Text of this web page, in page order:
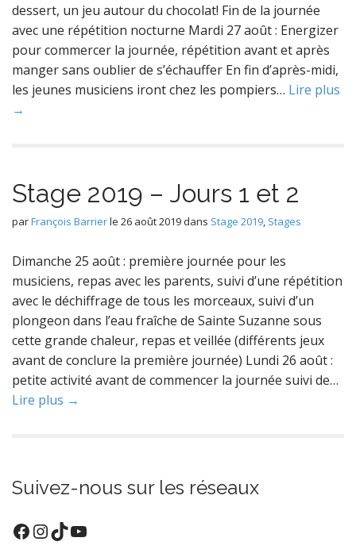
dessert, un jeu autour du chocolat! Fin de la journée
avec une répétition nocturne Mardi 27 août : Energizer
pour commercer la journée, répétition avant et après
manger sans oublier de s’échauffer En fin d’après-midi,
les jeunes musiciens iront chez les pompiers… Lire plus
→
Stage 2019 – Jours 1 et 2
parFrançois Barrierle 26 août 2019dans Stage 2019, Stages
Dimanche 25 août : première journée pour les
musiciens, repas avec les parents, suivi d’une répétition
avec le déchiffrage de tous les morceaux, suivi d’un
plongeon dans l’eau fraîche de Sainte Suzanne sous
cette grande chaleur, repas et veillée (différents jeux
avant de conclure la première journée) Lundi 26 août :
petite activité avant de commencer la journée suivi de…
Lire plus →
Suivez-nous sur les réseaux
Facebook
Instagram
TikTok
YouTube